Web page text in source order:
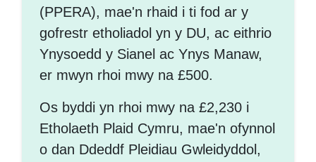
(PPERA), mae'n rhaid i ti fod ar y
gofrestr etholiadol yn y DU, ac eithrio
Ynysoedd y Sianel ac Ynys Manaw,
er mwyn rhoi mwy na £500.
Os byddi yn rhoi mwy na £2,230 i
Etholaeth Plaid Cymru, mae'n ofynnol
o dan Ddeddf Pleidiau Gwleidyddol,